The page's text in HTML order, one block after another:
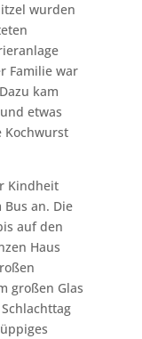
wurden
Familie war
kam
etwas
Kochwurst
Kindheit
an. Die
auf den
Haus
großen Glas